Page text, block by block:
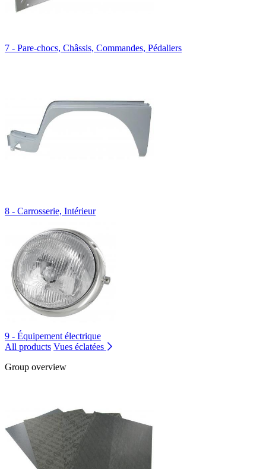
7 - Pare-chocs, Châssis, Commandes, Pédaliers
8 - Carrosserie, Intérieur
9 - Équipement électrique
All products Vues éclatées
Group overview